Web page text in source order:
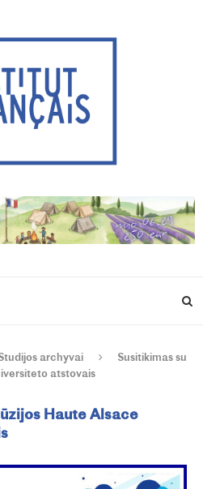
archyvai
Susitikimas su
atstovais
Haute Alsace